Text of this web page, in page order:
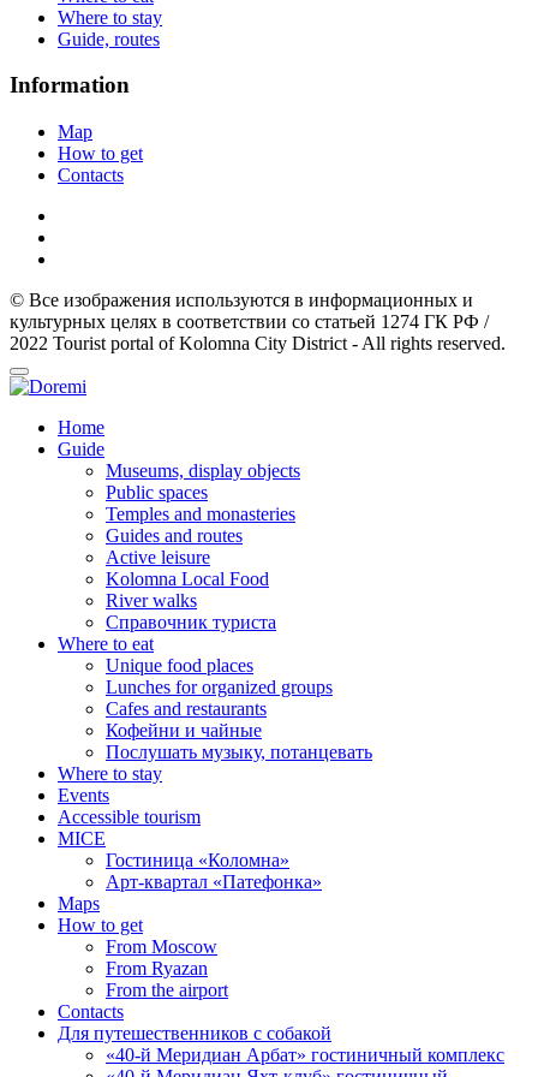
Where to stay
Guide, routes
Information
Map
How to get
Contacts
© Все изображения используются в информационных и
культурных целях в соответствии со статьей 1274 ГК РФ /
2022 Tourist portal of Kolomna City District - All rights reserved.
Home
Guide
Museums, display objects
Public spaces
Temples and monasteries
Guides and routes
Active leisure
Kolomna Local Food
River walks
Справочник туриста
Where to eat
Unique food places
Lunches for organized groups
Cafes and restaurants
Кофейни и чайные
Послушать музыку, потанцевать
Where to stay
Events
Accessible tourism
MICE
Гостиница «Коломна»
Арт-квартал «Патефонка»
Maps
How to get
From Moscow
From Ryazan
From the airport
Contacts
Для путешественников с собакой
«40-й Меридиан Арбат» гостиничный комплекс